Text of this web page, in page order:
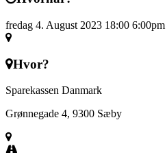
fredag 4. August 2023 18:00 6:00pm
Hvor?
Sparekassen Danmark
Grønnegade 4, 9300 Sæby